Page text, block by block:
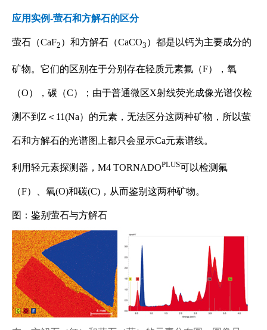
应用实例-萤石和方解石的区分
萤石（CaF2 ）和方解石（CaCO3 ）都是以钙为主要成分的
矿物。它们的区别在于分别存在轻质元素氟（F），氧
（O），碳（C）；由于普通微区X射线荧光成像光谱仪检
测不到Z＜11(Na）的元素，无法区分这两种矿物，所以萤
石和方解石的光谱图上都只会显示Ca元素谱线。
利用轻元素探测器，M4 TORNADOPLUS可以检测氟
（F）、氧(O)和碳(C)，从而鉴别这两种矿物。
图：鉴别萤石与方解石